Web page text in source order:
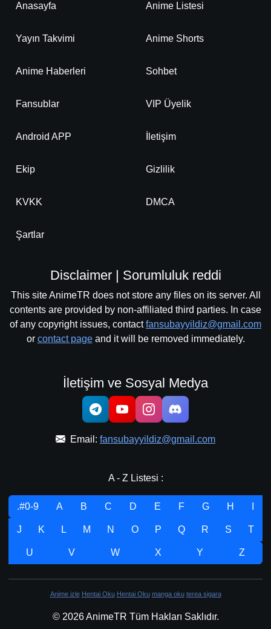
Anasayfa Anime Listesi
Yayın Takvimi Anime Shorts
Anime Haberleri Sohbet
Fansublar VIP Üyelik
Android APP İletişim
Ekip Gizlilik
KVKK DMCA
Şartlar
Disclaimer | Sorumluluk reddi
This site AnimeTR does not store any files on its server. All
contents are provided by non-affiliated third parties. In case
of any copyright issues, contactfansubayyildiz@gmail.com
or contact pageand it will be removed immediately.
İletişim ve Sosyal Medya
Email: fansubayyildiz@gmail.com
A - Z Listesi :
.#0-9 A B C D E F G H
J K L M N O P Q R S T
U V W X Y Z
Anime izle Hentai Oku Hentai Oku manga oku terea sigara
© 2026 AnimeTR Tüm Hakları Saklıdır.